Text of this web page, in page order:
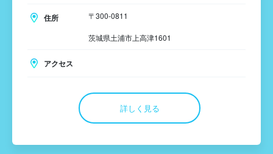
住所 〒300-0811
茨城県土浦市上高津1601
アクセス
詳しく見る